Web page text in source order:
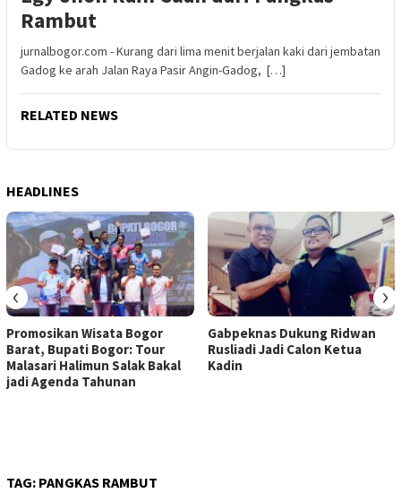
Rambut
jurnalbogor.com - Kurang dari lima menit berjalan kaki dari jembatan
Gadog ke arah Jalan Raya Pasir Angin-Gadog, […]
RELATED NEWS
HEADLINES
Promosikan Wisata Bogor
Barat, Bupati Bogor: Tour
Malasari Halimun Salak Bakal
jadi Agenda Tahunan
Gabpeknas Dukung Ridwan
Rusliadi Jadi Calon Ketua
Kadin
‹ ›
TAG: PANGKAS RAMBUT